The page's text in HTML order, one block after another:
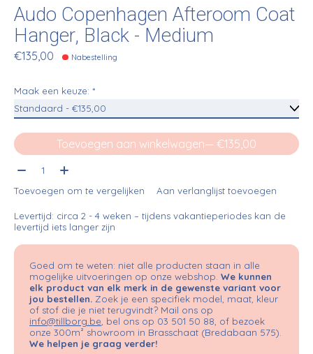
Audo Copenhagen Afteroom Coat
Hanger, Black - Medium
€135,00 Nabestelling
Maak een keuze: *
Toevoegen aan winkelwagen
— €135,00
Aantal:
Toevoegen om te vergelijken Aan verlanglijst toevoegen
Levertijd: circa 2 - 4 weken – tijdens vakantieperiodes kan de
levertijd iets langer zijn
Goed om te weten: niet alle producten staan in alle
mogelijke uitvoeringen op onze webshop. We kunnen
elk product van elk merk in de gewenste variant voor
jou bestellen. Zoek je een specifiek model, maat, kleur
of stof die je niet terugvindt? Mail ons op
info@tillborg.be , bel ons op 03 501 50 88, of bezoek
onze 300m² showroom in Brasschaat (Bredabaan 575).
We helpen je graag verder!